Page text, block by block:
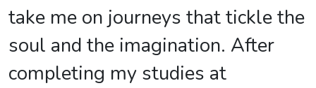
take me on journeys that tickle the
soul and the imagination. After
completing my studies at